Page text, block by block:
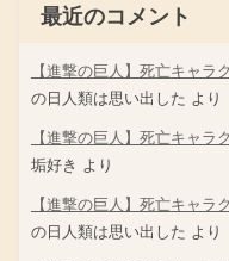
最近のコメント
【進撃の巨人】死亡キャラ
の日人類は思い出した より
【進撃の巨人】死亡キャラ
垢好き
より
【進撃の巨人】死亡キャラ
の日人類は思い出した より